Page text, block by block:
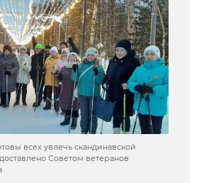
всех увлечь скандинавской
Советом ветеранов